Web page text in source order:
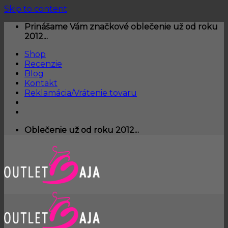
Skip to content
Prinášame Vám značkové oblečenie už od roku
2012...
Shop
Recenzie
Blog
Kontakt
Reklamácia/Vrátenie tovaru
Oblečenie už od roku 2012...